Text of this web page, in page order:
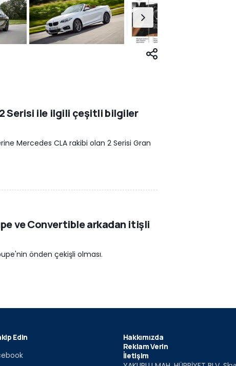
Serisi ile ilgili çeşitli bilgiler
Mercedes CLA rakibi olan 2 Serisi Gran
ve Convertible arkadan itişli
önden çekişli olması.
Edin
Hakkımızda
Reklam Verin
İletişim